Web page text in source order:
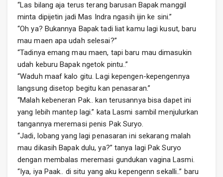
“Las bilang aja terus terang barusan Bapak manggil
minta dipijetin jadi Mas Indra ngasih ijin ke sini.”
“Oh ya? Bukannya Bapak tadi liat kamu lagi kusut, baru
mau maen apa udah selesai?”
“Tadinya emang mau maen, tapi baru mau dimasukin
udah keburu Bapak ngetok pintu..”
“Waduh maaf kalo gitu. Lagi kepengen-kepengennya
langsung disetop begitu kan penasaran.”
“Malah kebeneran Pak.. kan terusannya bisa dapet ini
yang lebih mantep lagi.” kata Lasmi sambil menjulurkan
tangannya meremasi penis Pak Suryo.
“Jadi, lobang yang lagi penasaran ini sekarang malah
mau dikasih Bapak dulu, ya?” tanya lagi Pak Suryo
dengan membalas meremasi gundukan vagina Lasmi.
“Iya, iya Paak.. di situ yang aku kepengenn sekalli..” baru